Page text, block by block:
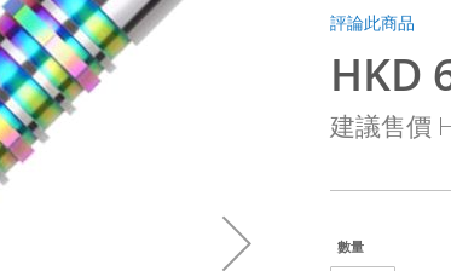
評論此商品
特
殊
價
HKD
建議售價
數量